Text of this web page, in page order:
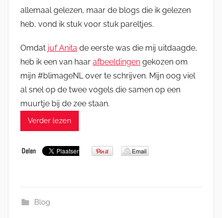
allemaal gelezen, maar de blogs die ik gelezen
heb, vond ik stuk voor stuk pareltjes.
Omdat juf Anita de eerste was die mij uitdaagde,
heb ik een van haar afbeeldingen gekozen om
mijn #blimageNL over te schrijven. Mijn oog viel
al snel op de twee vogels die samen op een
muurtje bij de zee staan.
Verder lezen
Blog